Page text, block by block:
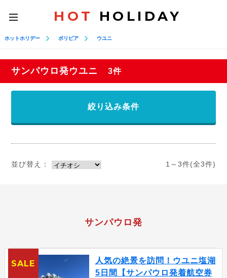
toggle
navigation
HOT HOLIDAY
ホットホリデー ボリビア ウユニ
サンパウロ発ウユニ 3件
絞り込み条件
並び替え： 1～3件(全3件)
サンパウロ発
人気の絶景を訪問！ウユニ塩湖
5日間【サンパウロ発着航空券
SALE